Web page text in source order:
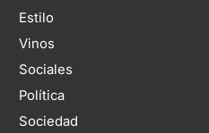
Estilo
Vinos
Sociales
Política
Sociedad